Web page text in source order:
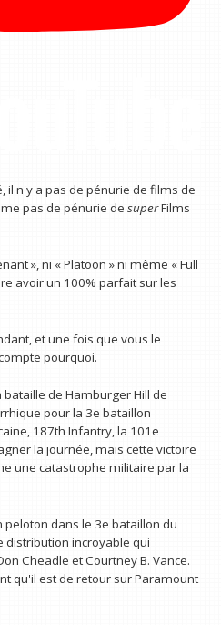
il n'y a pas de pénurie de films de
pas de pénurie desuperFilms
», ni « Platoon » ni même « Full
avoir un 100% parfait sur les
et une fois que vous le
pourquoi.
de Hamburger Hill de
pour la 3e bataillon
187th Infantry, la 101e
la journée, mais cette victoire
une catastrophe militaire par la
dans le 3e bataillon du
distribution incroyable qui
Cheadle et Courtney B. Vance.
qu'il est de retour sur Paramount